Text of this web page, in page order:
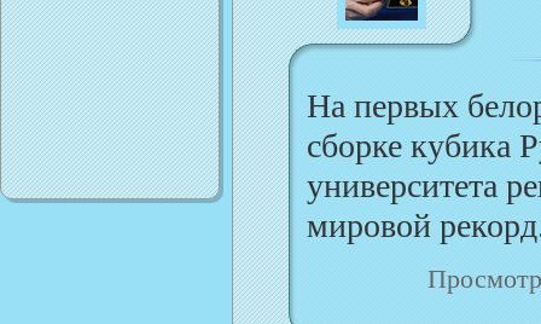
На первых
сборке кубика
университета
мировой